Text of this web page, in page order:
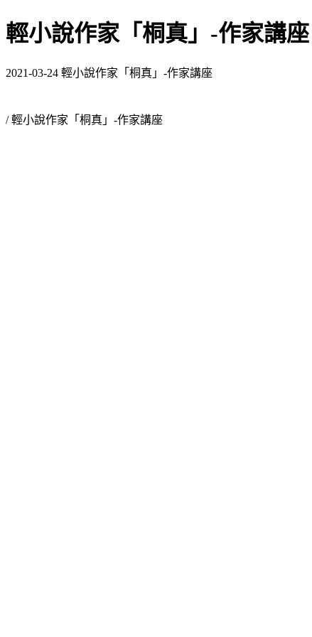
輕小說作家「桐真」-作家講座
2021-03-24 輕小說作家「桐真」-作家講座
/ 輕小說作家「桐真」-作家講座